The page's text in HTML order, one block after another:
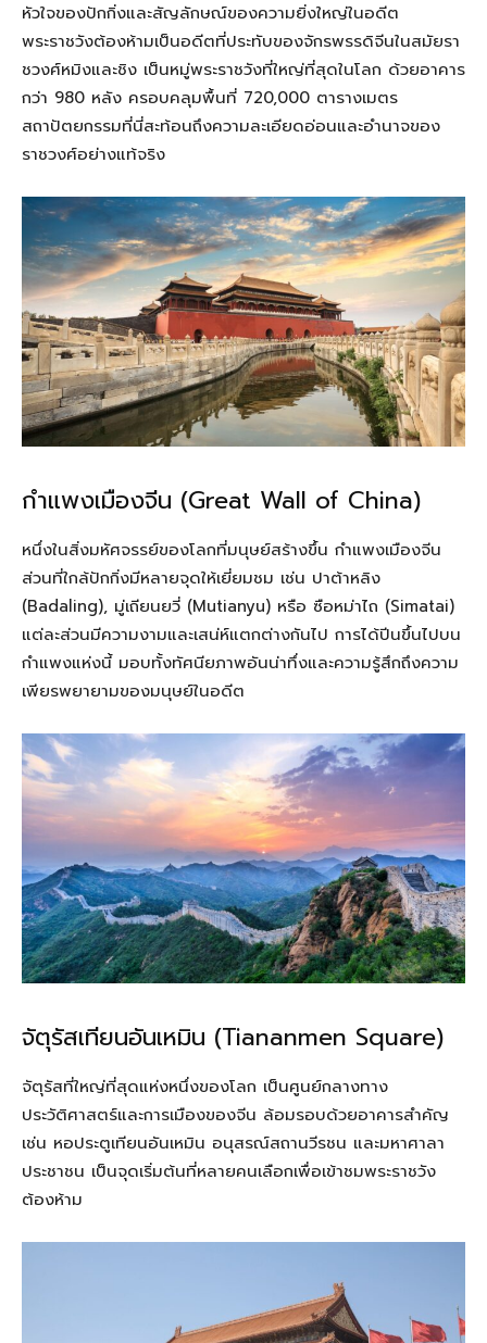
หัวใจของปักกิ่งและสัญลักษณ์ของความยิ่งใหญ่ในอดีต
พระราชวังต้องห้ามเป็นอดีตที่ประทับของจักรพรรดิจีนในสมัยรา
ชวงศ์หมิงและชิง เป็นหมู่พระราชวังที่ใหญ่ที่สุดในโลก ด้วยอาคาร
กว่า 980 หลัง ครอบคลุมพื้นที่ 720,000 ตารางเมตร
สถาปัตยกรรมที่นี่สะท้อนถึงความละเอียดอ่อนและอำนาจของ
ราชวงศ์อย่างแท้จริง
กำแพงเมืองจีน (Great Wall of China)
หนึ่งในสิ่งมหัศจรรย์ของโลกที่มนุษย์สร้างขึ้น กำแพงเมืองจีน
ส่วนที่ใกล้ปักกิ่งมีหลายจุดให้เยี่ยมชม เช่น ปาต้าหลิง
(Badaling), มู่เถียนยวี่ (Mutianyu) หรือ ซือหม่าไถ (Simatai)
แต่ละส่วนมีความงามและเสน่ห์แตกต่างกันไป การได้ปีนขึ้นไปบน
กำแพงแห่งนี้ มอบทั้งทัศนียภาพอันน่าทึ่งและความรู้สึกถึงความ
เพียรพยายามของมนุษย์ในอดีต
จัตุรัสเทียนอันเหมิน (Tiananmen Square)
จัตุรัสที่ใหญ่ที่สุดแห่งหนึ่งของโลก เป็นศูนย์กลางทาง
ประวัติศาสตร์และการเมืองของจีน ล้อมรอบด้วยอาคารสำคัญ
เช่น หอประตูเทียนอันเหมิน อนุสรณ์สถานวีรชน และมหาศาลา
ประชาชน เป็นจุดเริ่มต้นที่หลายคนเลือกเพื่อเข้าชมพระราชวัง
ต้องห้าม